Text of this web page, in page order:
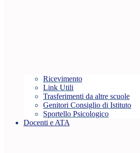
Ricevimento
Link Utili
Trasferimenti da altre scuole
Genitori Consiglio di Istituto
Sportello Psicologico
Docenti e ATA